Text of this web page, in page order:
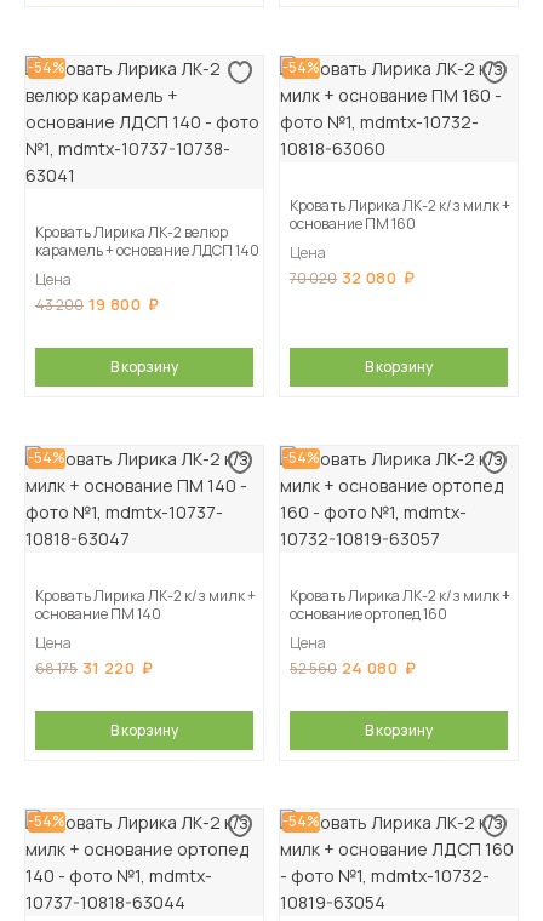
-54%
Кровать Лирика ЛК-2 велюр
карамель + основание ЛДСП 140
Цена
43 200 19 800
В корзину
-54%
Кровать Лирика ЛК-2 к/з милк +
основание ПМ 160
Цена
70 020 32 080
В корзину
-54%
Кровать Лирика ЛК-2 к/з милк +
основание ПМ 140
Цена
68 175 31 220
В корзину
-54%
Кровать Лирика ЛК-2 к/з милк +
основание ортопед 160
Цена
52 560 24 080
В корзину
-54% -54%